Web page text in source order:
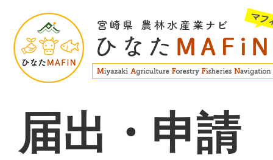
届出・申請